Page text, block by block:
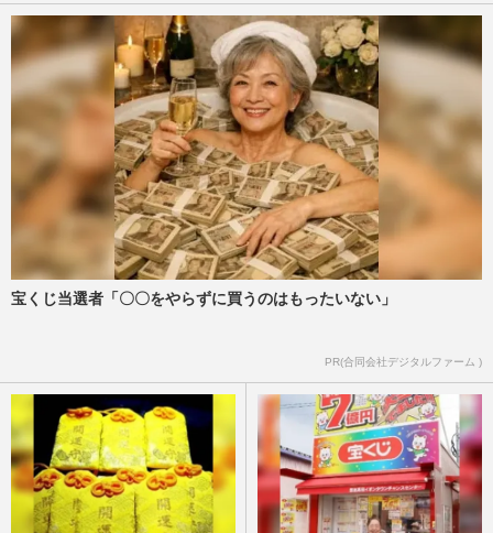
宝くじ当選者「〇〇をやらずに買うのはもったいない」
PR(合同会社デジタルファーム )